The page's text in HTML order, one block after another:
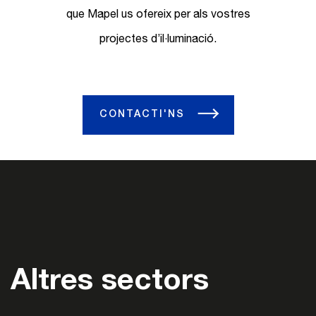
que Mapel us ofereix per als vostres
projectes d’il·luminació.
CONTACTI'NS
Altres sectors